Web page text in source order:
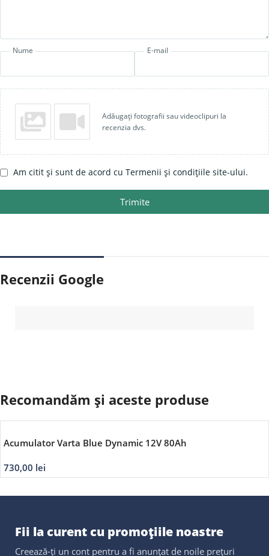
Nume E-mail
Adăugați fotografii sau videoclipuri la
recenzia dvs.
Am citit și sunt de acord cu Termenii și condițiile site-ului.
Trimite
Recenzii Google
Recomandăm și aceste produse
Acumulator Varta Blue Dynamic 12V 80Ah
730,00 lei
Fii la curent cu promoțiile noastre
Creează-ți un cont pentru a fi anunțat de noile prețuri